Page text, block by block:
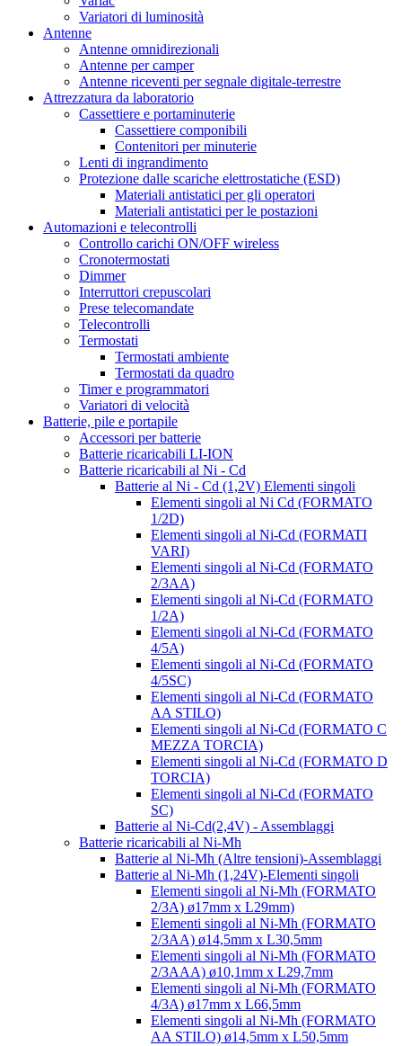
Variatori di luminosità
Antenne
Antenne omnidirezionali
Antenne per camper
Antenne riceventi per segnale digitale-terrestre
Attrezzatura da laboratorio
Cassettiere e portaminuterie
Cassettiere componibili
Contenitori per minuterie
Lenti di ingrandimento
Protezione dalle scariche elettrostatiche (ESD)
Materiali antistatici per gli operatori
Materiali antistatici per le postazioni
Automazioni e telecontrolli
Controllo carichi ON/OFF wireless
Cronotermostati
Dimmer
Interruttori crepuscolari
Prese telecomandate
Telecontrolli
Termostati
Termostati ambiente
Termostati da quadro
Timer e programmatori
Variatori di velocità
Batterie, pile e portapile
Accessori per batterie
Batterie ricaricabili LI-ION
Batterie ricaricabili al Ni - Cd
Batterie al Ni - Cd (1,2V) Elementi singoli
Elementi singoli al Ni Cd (FORMATO
1/2D)
Elementi singoli al Ni-Cd (FORMATI
VARI)
Elementi singoli al Ni-Cd (FORMATO
2/3AA)
Elementi singoli al Ni-Cd (FORMATO
1/2A)
Elementi singoli al Ni-Cd (FORMATO
4/5A)
Elementi singoli al Ni-Cd (FORMATO
4/5SC)
Elementi singoli al Ni-Cd (FORMATO
AA STILO)
Elementi singoli al Ni-Cd (FORMATO C
MEZZA TORCIA)
Elementi singoli al Ni-Cd (FORMATO D
TORCIA)
Elementi singoli al Ni-Cd (FORMATO
SC)
Batterie al Ni-Cd(2,4V) - Assemblaggi
Batterie ricaricabili al Ni-Mh
Batterie al Ni-Mh (Altre tensioni)-Assemblaggi
Batterie al Ni-Mh (1,24V)-Elementi singoli
Elementi singoli al Ni-Mh (FORMATO
2/3A) ø17mm x L29mm)
Elementi singoli al Ni-Mh (FORMATO
2/3AA) ø14,5mm x L30,5mm
Elementi singoli al Ni-Mh (FORMATO
2/3AAA) ø10,1mm x L29,7mm
Elementi singoli al Ni-Mh (FORMATO
4/3A) ø17mm x L66,5mm
Elementi singoli al Ni-Mh (FORMATO
AA STILO) ø14,5mm x L50,5mm